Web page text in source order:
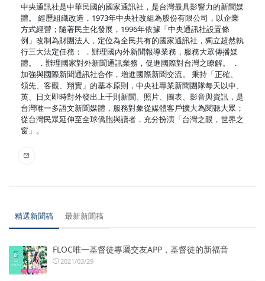
中央通訊社是中華民國的國家通訊社，是台灣最具影響力的新聞媒
體。 經歷組織改造，1973年中央社改組為股份有限公司，以企業
方式經營；隨著民主化發展，1996年依據「中央通訊社設置條
例」改制為財團法人，定位為全民共有的國家通訊社，獨立超然執
行三大法定任務： ．辦理國內外新聞報導業務，服務大眾傳播媒
體。 ．辦理國家對外新聞通訊業務，促進國際對台灣之瞭解。 ．
加強與國際新聞通訊社合作，增進國際新聞交流。 秉持「正確、
領先、客觀、翔實」的基本原則，中央社專業新聞團隊每天以中、
英、日文即時對外發出上千則新聞、照片、圖表、影音與資訊，是
台灣唯一多語文新聞媒體，服務對象從媒體客戶擴大為閱聽大眾；
從台灣民眾延伸至全球僑胞與讀者，充分扮演「台灣之眼，世界之
窗」。
精選新聞稿 最新新聞稿
FLOC唯一基督徒專屬交友APP，基督徒的新福音
2021/03/29